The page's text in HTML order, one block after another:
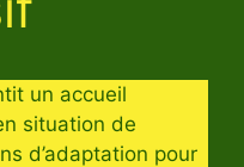
un accueil
situation de
d’adaptation pour